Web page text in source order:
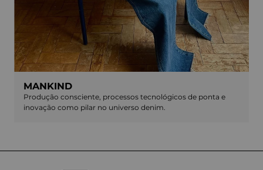
MANKIND
Produção consciente, processos tecnológicos de ponta e
inovação como pilar no universo denim.